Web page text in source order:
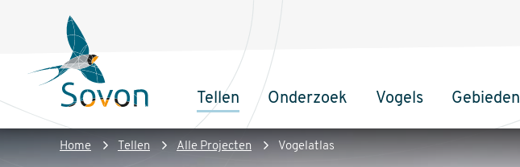
inhoud
Sovon
Homepage
Hoofdnavigatie
Tellen Onderzoek Vogels Gebieden
Kruimelpad
Home Tellen Alle Projecten Vogelatlas